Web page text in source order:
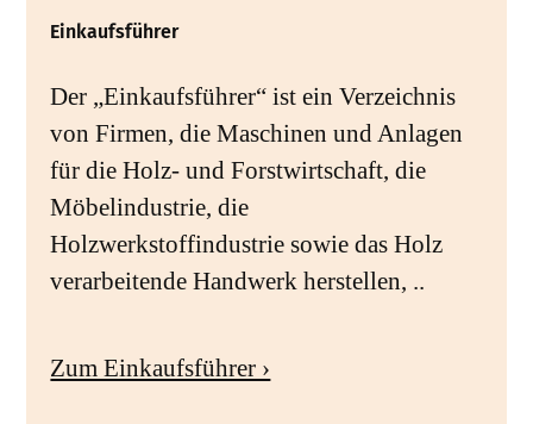
Einkaufsführer
Der „Einkaufsführer“ ist ein Verzeichnis
von Firmen, die Maschinen und Anlagen
für die Holz- und Forstwirtschaft, die
Möbelindustrie, die
Holzwerkstoffindustrie sowie das Holz
verarbeitende Handwerk herstellen, ..
Zum Einkaufsführer ›